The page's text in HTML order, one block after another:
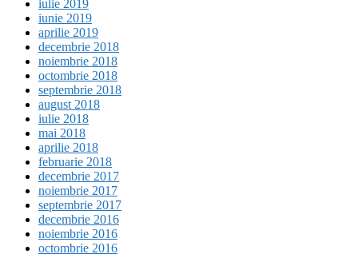
iulie 2019
iunie 2019
aprilie 2019
decembrie 2018
noiembrie 2018
octombrie 2018
septembrie 2018
august 2018
iulie 2018
mai 2018
aprilie 2018
februarie 2018
decembrie 2017
noiembrie 2017
septembrie 2017
decembrie 2016
noiembrie 2016
octombrie 2016